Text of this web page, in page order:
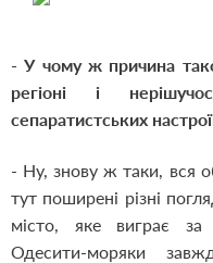
- У чому ж причина
регіоні і
сепаратистських
- Ну, знову ж таки, вся
тут поширені різні
місто, яке виграє за
Одесити-моряки